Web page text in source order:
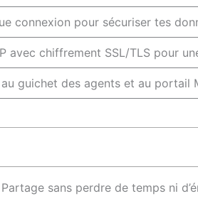
connexion pour sécuriser tes
avec chiffrement SSL/TLS pour
guichet des agents et au portail
sans perdre de temps ni